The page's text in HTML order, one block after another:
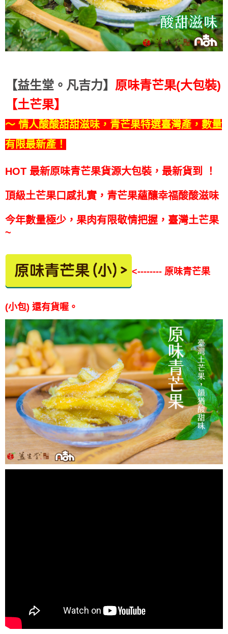
【益生堂。凡吉力】 原味青芒果(大包裝)
【土芒果】
～ 情人酸酸甜甜滋味，青芒果特選臺灣產，數量
有限最新產！
HOT 最新原味青芒果貨源大包裝，最新貨到 ！
頂級土芒果口感扎實，青芒果蘊釀幸福酸酸滋味
今年數量極少，果肉有限敬情把握，臺灣土芒果
~
<-------- 原味青芒果
(小包) 還有貨喔。